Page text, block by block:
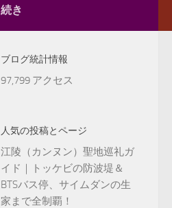
続き
ブログ統計情報
97,799 アクセス
人気の投稿とページ
江陵（カンヌン）聖地巡礼ガ
イド｜トッケビの防波堤＆
BTSバス停、サイムダンの生
家まで全制覇！